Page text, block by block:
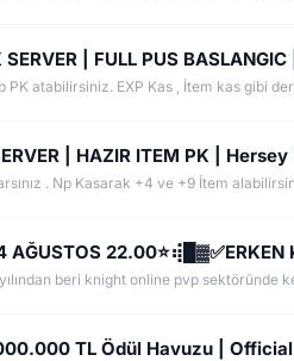
PK atabilirsiniz. EXP Kas , İtem kas gibi
| HAZIR ITEM PK | Hersey
. Np Kasarak +4 ve +9 İtem
TL Ödül Havuzu |